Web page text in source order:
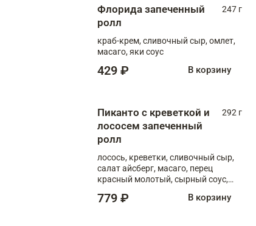
Флорида запеченный
ролл
247 г
краб-крем, сливочный сыр, омлет,
масаго, яки соус
429 ₽ В корзину
Пиканто с креветкой и
лососем запеченный
ролл
292 г
лосось, креветки, сливочный сыр,
салат айсберг, масаго, перец
красный молотый, сырный соус,
779 ₽ В корзину